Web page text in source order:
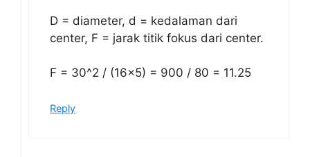
D = diameter, d = kedalaman dari
center, F = jarak titik fokus dari center.
F = 30^2 / (16×5) = 900 / 80 = 11.25
Reply